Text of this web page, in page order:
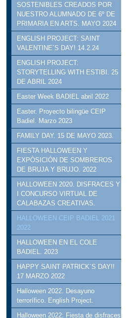
SOSTENIBLES CREADOS POR
NUESTRO ALUMNADO DE 6º DE
PRIMARIA EN ARTS. MAYO 2024
ENGLISH PROJECT: SAINT
VALENTINE´S DAY! 14.2.24
ENGLISH PROJECT:
STORYTELLING WITH ESTIBI. 25
DE ABRIL 2024
Easter Week BADIEL abril 2022
Easter. Proyecto bilingüe CEIP
Badiel. Marzo 2023
FAMILY DAY. 15 DE MAYO 2023.
FIESTA HALLOWEEN Y
EXPÒSICIÓN DE SOMBREROS
DE BRUJA Y BRUJO. 2022
HALLOWEEN 2020. DISFRACES Y
I CONCURSO VIRTUAL DE
CALABAZAS CREATIVAS.
HALLOWEEN CEIP BADIEL 2021
2022
HALLOWEEN EN EL COLE
BADIEL. 2023
HAPPY SAINT PATRICK´S DAY!!
17 MARZO 2022
Halloween 2022. Desayuno
terrorífico. English Project.
Halloween 2022: Fiesta de disfraces